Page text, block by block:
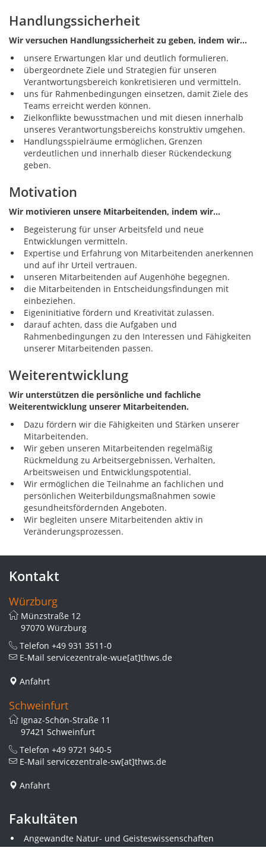
Handlungssicherheit
Wir versuchen Handlungssicherheit zu geben, indem wir…
unsere Erwartungen klar und deutlich formulieren.
übergeordnete Ziele und Strategien für unseren
Verantwortungsbereich konkretisieren und vermitteln.
uns für Rahmenbedingungen einsetzen, damit Ziele des
Teams erreicht werden können.
Zielkonflikte bewusstmachen und mit diesen innerhalb
unseres Verantwortungsbereichs konstruktiv umgehen.
Handlungsspielräume ermöglichen, Grenzen
verdeutlichen und innerhalb dieser Rückendeckung
geben.
Motivation
Wir motivieren unsere Mitarbeitenden, indem wir…
Begeisterung für unser Arbeitsfeld und neue
Entwicklungen vermitteln.
Expertise und Erfahrung von Mitarbeitenden anerkennen
und auf ihr Urteil vertrauen.
unseren Mitarbeitenden auf Augenhöhe begegnen.
die Mitarbeitenden in Entscheidungsfindungen mit
einbeziehen.
Eigeninitiative fördern und Kreativität zulassen.
darauf achten, dass die Aufgaben und
Rahmenbedingungen zu den Interessen und Fähigkeiten
unserer Mitarbeitenden passen.
Weiterentwicklung
Wir unterstützen die persönliche und fachliche
Weiterentwicklung unserer Mitarbeitenden.
Dazu fördern wir die Fähigkeiten und Stärken unserer
Mitarbeitenden.
Wir geben unseren Mitarbeitenden regelmäßig
Rückmeldung zu Arbeitsergebnissen, Verhalten,
Arbeitsweisen und Entwicklungspotential.
Wir ermöglichen die Teilnahme an fachlichen und
persönlichen Weiterbildungsmaßnahmen sowie
gesundheitsfördernden Angeboten.
Wir begleiten unsere Mitarbeitenden aktiv in
Veränderungsprozessen.
Kontakt
Würzburg
Münzstraße 12
97070 Würzburg
Telefon +49 931 3511-0
E-Mail servicezentrale-wue[at]thws.de
Anfahrt
Schweinfurt
Ignaz-Schön-Straße 11
97421 Schweinfurt
Telefon +49 9721 940-5
E-Mail servicezentrale-sw[at]thws.de
Anfahrt
Fakultäten
Angewandte Natur- und Geisteswissenschaften
Angewandte Sozialwissenschaften